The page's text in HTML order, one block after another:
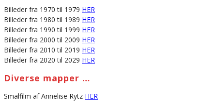
Billeder fra 1970 til 1979 HER
Billeder fra 1980 til 1989 HER
Billeder fra 1990 til 1999 HER
Billeder fra 2000 til 2009 HER
Billeder fra 2010 til 2019 HER
Billeder fra 2020 til 2029 HER
Diverse mapper …
Smalfilm af Annelise Rytz HER